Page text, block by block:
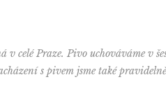
v celé Praze. Pivo uchováváme v
s pivem jsme také